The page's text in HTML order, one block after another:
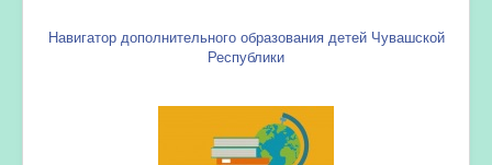
Навигатор дополнительного образования детей Чувашской
Республики